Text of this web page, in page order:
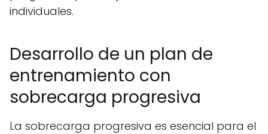
individuales.
Desarrollo de un plan de
entrenamiento con
sobrecarga progresiva
La sobrecarga progresiva es esencial para el